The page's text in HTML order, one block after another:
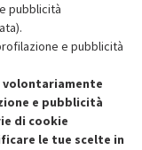
ricondizionato.
pubblicità
e pubblicità
volontariamente
e pubblicità
di cookie
le tue scelte in